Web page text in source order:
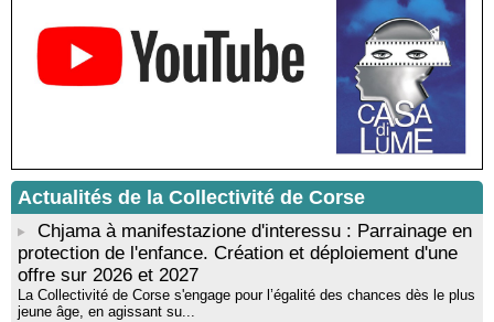
Mise en musique d’un livre jeunesse par Annik Meschinet,
musicienne pédagogue : Ateliers d’expression sonore, vocale,
rythmique et corporelle - Mediateca territuriale di Santa Lucia di
Tallà
! Événement reporté ! Cycle de conférences peinture animé
par Alexandre Dominati - Mediateca territuriale di Santa Lucia di
Actualités de la Collectivité de Corse
Chjama à manifestazione d'interessu : Parrainage en
protection de l'enfance. Création et déploiement d'une
offre sur 2026 et 2027
La Collectivité de Corse s'engage pour l’égalité des chances dès le plus
jeune âge, en agissant su...